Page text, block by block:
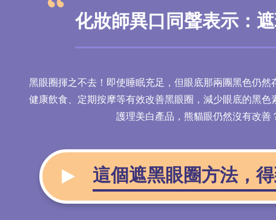
化妝師異口同聲表示：
黑眼圈揮之不去！即使睡眠充足，但眼底那兩團黑色仍然
健康飲食、定期按摩等有效改善黑眼圈，減少眼底的黑
護理美白產品，熊貓眼仍然沒有改善
這個遮黑眼圈方法，